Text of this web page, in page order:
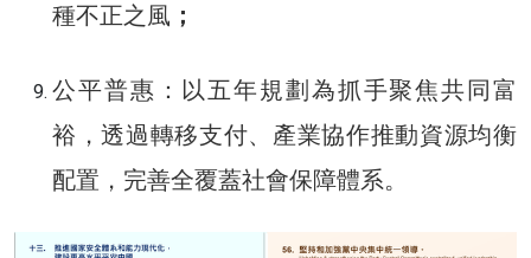
種不正之風 ；
公平普惠：以五年規劃為抓手聚焦共同富
裕，透過轉移支付、產業協作推動資源均衡
配置，完善全覆蓋社會保障體系。